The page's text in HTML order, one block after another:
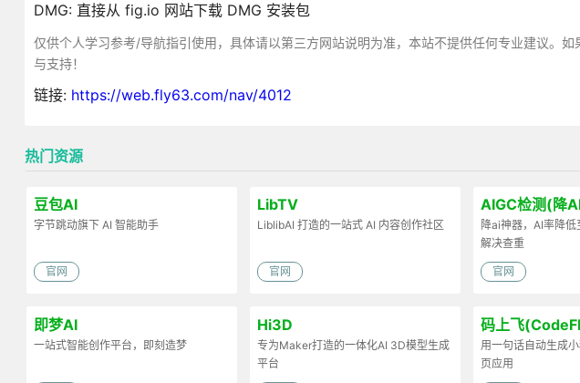
DMG: 直接从 fig.io 网站下载 DMG 安装包
仅供个人学习参考/导航指引使用，具体请以第三方网站说明为准，本站不提供任何专业建议。
与支持！
链接: https://web.fly63.com/nav/4012
热门资源
豆包AI
字节跳动旗下 AI 智能助手
官网
LibTV
LiblibAI 打造的一站式 AI 内容创作社区
官网
AIGC检测(降
降ai神器，AI率降
解决查重
官网
即梦AI
一站式智能创作平台，即刻造梦
Hi3D
专为Maker打造的一体化AI 3D模型生成
平台
码上飞
用一句话自动生成
页应用